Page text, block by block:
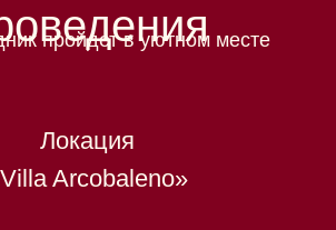
Локация
Arcobaleno»
пройдет в уютном месте